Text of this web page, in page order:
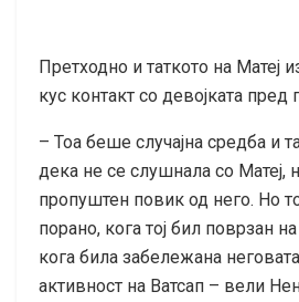
Претходно и таткото на Матеј
кус контакт со девојката пред
– Тоа беше случајна средба и
дека не се слушнала со Матеј,
пропуштен повик од него. Но
порано, кога тој бил поврзан
кога била забележана
активност на Ватсап – вели